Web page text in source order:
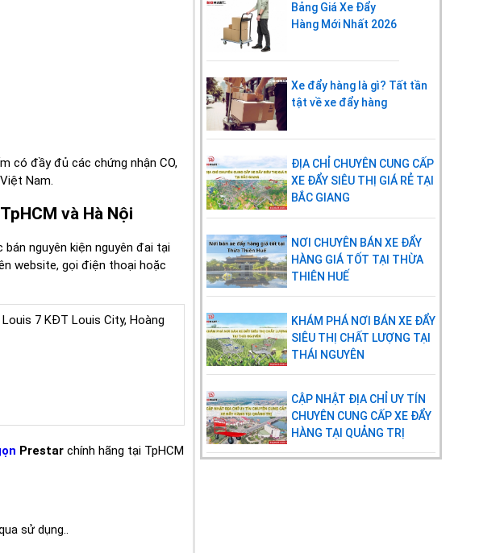
có đầy đủ các chứng nhận CO,
Nam.
và Hà Nội
nguyên kiện nguyên đai tại
website, gọi điện thoại hoặc
7 KĐT Louis City, Hoàng
Prestar chính hãng tại TpHCM
sử dụng..
Bảng Giá Xe Đẩy
Hàng Mới Nhất 2026
Xe đẩy hàng là gì? Tất tần
tật về xe đẩy hàng
ĐỊA CHỈ CHUYÊN CUNG CẤP
XE ĐẨY SIÊU THỊ GIÁ RẺ TẠI
BẮC GIANG
NƠI CHUYÊN BÁN XE ĐẨY
HÀNG GIÁ TỐT TẠI THỪA
THIÊN HUẾ
KHÁM PHÁ NƠI BÁN XE ĐẨY
SIÊU THỊ CHẤT LƯỢNG TẠI
THÁI NGUYÊN
CẬP NHẬT ĐỊA CHỈ UY TÍN
CHUYÊN CUNG CẤP XE ĐẨY
HÀNG TẠI QUẢNG TRỊ